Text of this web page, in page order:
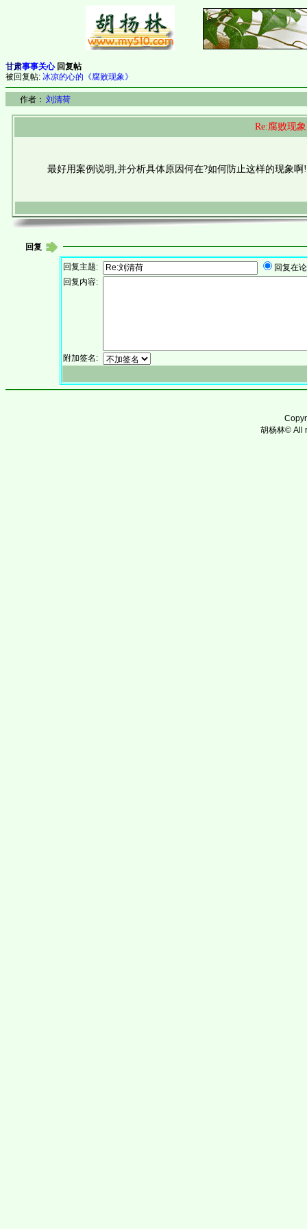
甘肃事事关心 回复帖
被回复帖: 冰凉的心的《腐败现象》
作者： 刘清荷
Re:腐败现象
最好用案例说明,并分析具体原因何在?如何防止这样的现象啊
回复
回复主题:
回复在
回复内容:
附加签名:
胡杨林© All